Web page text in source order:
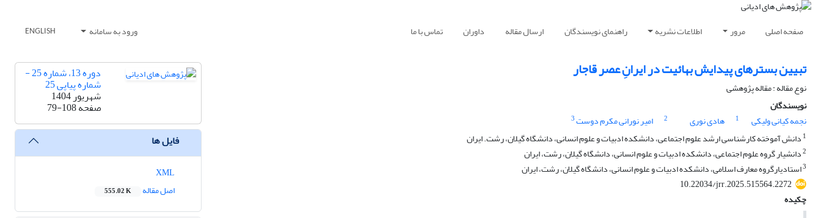
صفحه اصلی مرور اطلاعات نشریه راهنمای نویسندگان ارسال مقاله داوران تماس با ما ورود به سامانه ENGLISH
تبیین بسترهای پیدایش بهائیت در ایرانِ عصر قاجار
نوع مقاله : مقاله پژوهشی
نویسندگان
نجمه کیانی ولیکی
1 هادی نوری 2 امیر نورانی مکرم دوست3
1 دانش آموخته کارشناسی ارشد علوم اجتماعی، دانشکده ادبیات و علوم انسانی، دانشگاه گیلان، رشت. ایران
2دانشیار گروه علوم اجتماعی، دانشکده ادبیات و علوم انسانی، دانشگاه گیلان، رشت، ایران
3استادیارگروه معارف اسلامی، دانشکده ادبیات و علوم انسانی، دانشگاه گیلان، رشت، ایران
10.22034/jrr.2025.515564.2272
چکیده
دوره 13، شماره 25 -
شماره پیاپی 25
شهریور 1404
صفحه79-108
فایل ها
اصل مقاله
555.02 K